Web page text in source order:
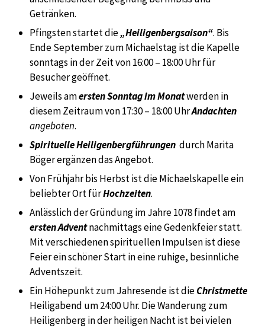
Getränken.
Pfingsten startet die„Heiligenbergsaison“. Bis
Ende September zum Michaelstag ist die Kapelle
sonntags in der Zeit von 16:00 – 18:00 Uhr für
Besucher geöffnet.
Jeweils amersten Sonntag im Monatwerden in
diesem Zeitraum von 17:30 – 18:00 UhrAndachten
angeboten.
Spirituelle Heiligenbergführungen durch Marita
Böger ergänzen das Angebot.
Von Frühjahr bis Herbst ist die Michaelskapelle ein
beliebter Ort fürHochzeiten.
Anlässlich der Gründung im Jahre 1078 findet am
ersten Adventnachmittags eine Gedenkfeier statt.
Mit verschiedenen spirituellen Impulsen ist diese
Feier ein schöner Start in eine ruhige, besinnliche
Adventszeit.
Ein Höhepunkt zum Jahresende ist dieChristmette
Heiligabend um 24:00 Uhr. Die Wanderung zum
Heiligenberg in der heiligen Nacht ist bei vielen